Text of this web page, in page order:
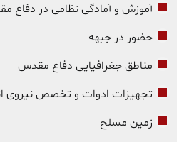
آموزش و آمادگی نظامی در دفاع
حضور در جبهه
مناطق جغرافیایی دفاع مقدس
تجهیزات-ادوات و تخصص نیروی
زمین مسلح